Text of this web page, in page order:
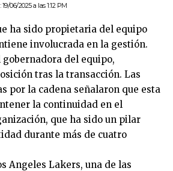
06/2025 a las 1:12 PM
ha sido propietaria del equipo
involucrada en la gestión.
gobernadora del equipo,
tras la transacción. Las
por la cadena señalaron que esta
la continuidad en el
que ha sido un pilar
durante más de cuatro
Angeles Lakers, una de las